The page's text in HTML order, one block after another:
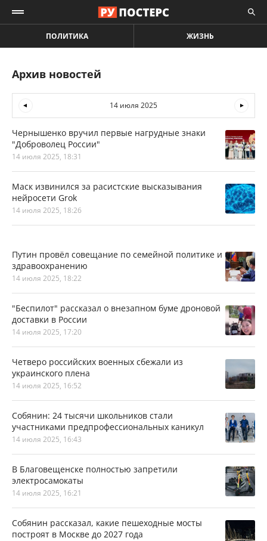
ПОЛИТИКА ЖИЗНЬ
Архив новостей
14 июля 2025
Чернышенко вручил первые нагрудные знаки
"Доброволец России"
14 июля 2025, 18:31
Маск извинился за расистские высказывания
нейросети Grok
14 июля 2025, 18:26
Путин провёл совещание по семейной политике и
здравоохранению
14 июля 2025, 18:22
"Беспилот" рассказал о внезапном буме дроновой
доставки в России
14 июля 2025, 17:20
Четверо российских военных сбежали из
украинского плена
14 июля 2025, 16:52
Собянин: 24 тысячи школьников стали
участниками предпрофессиональных каникул
14 июля 2025, 16:43
В Благовещенске полностью запретили
электросамокаты
14 июля 2025, 16:21
Собянин рассказал, какие пешеходные мосты
построят в Москве до 2027 года